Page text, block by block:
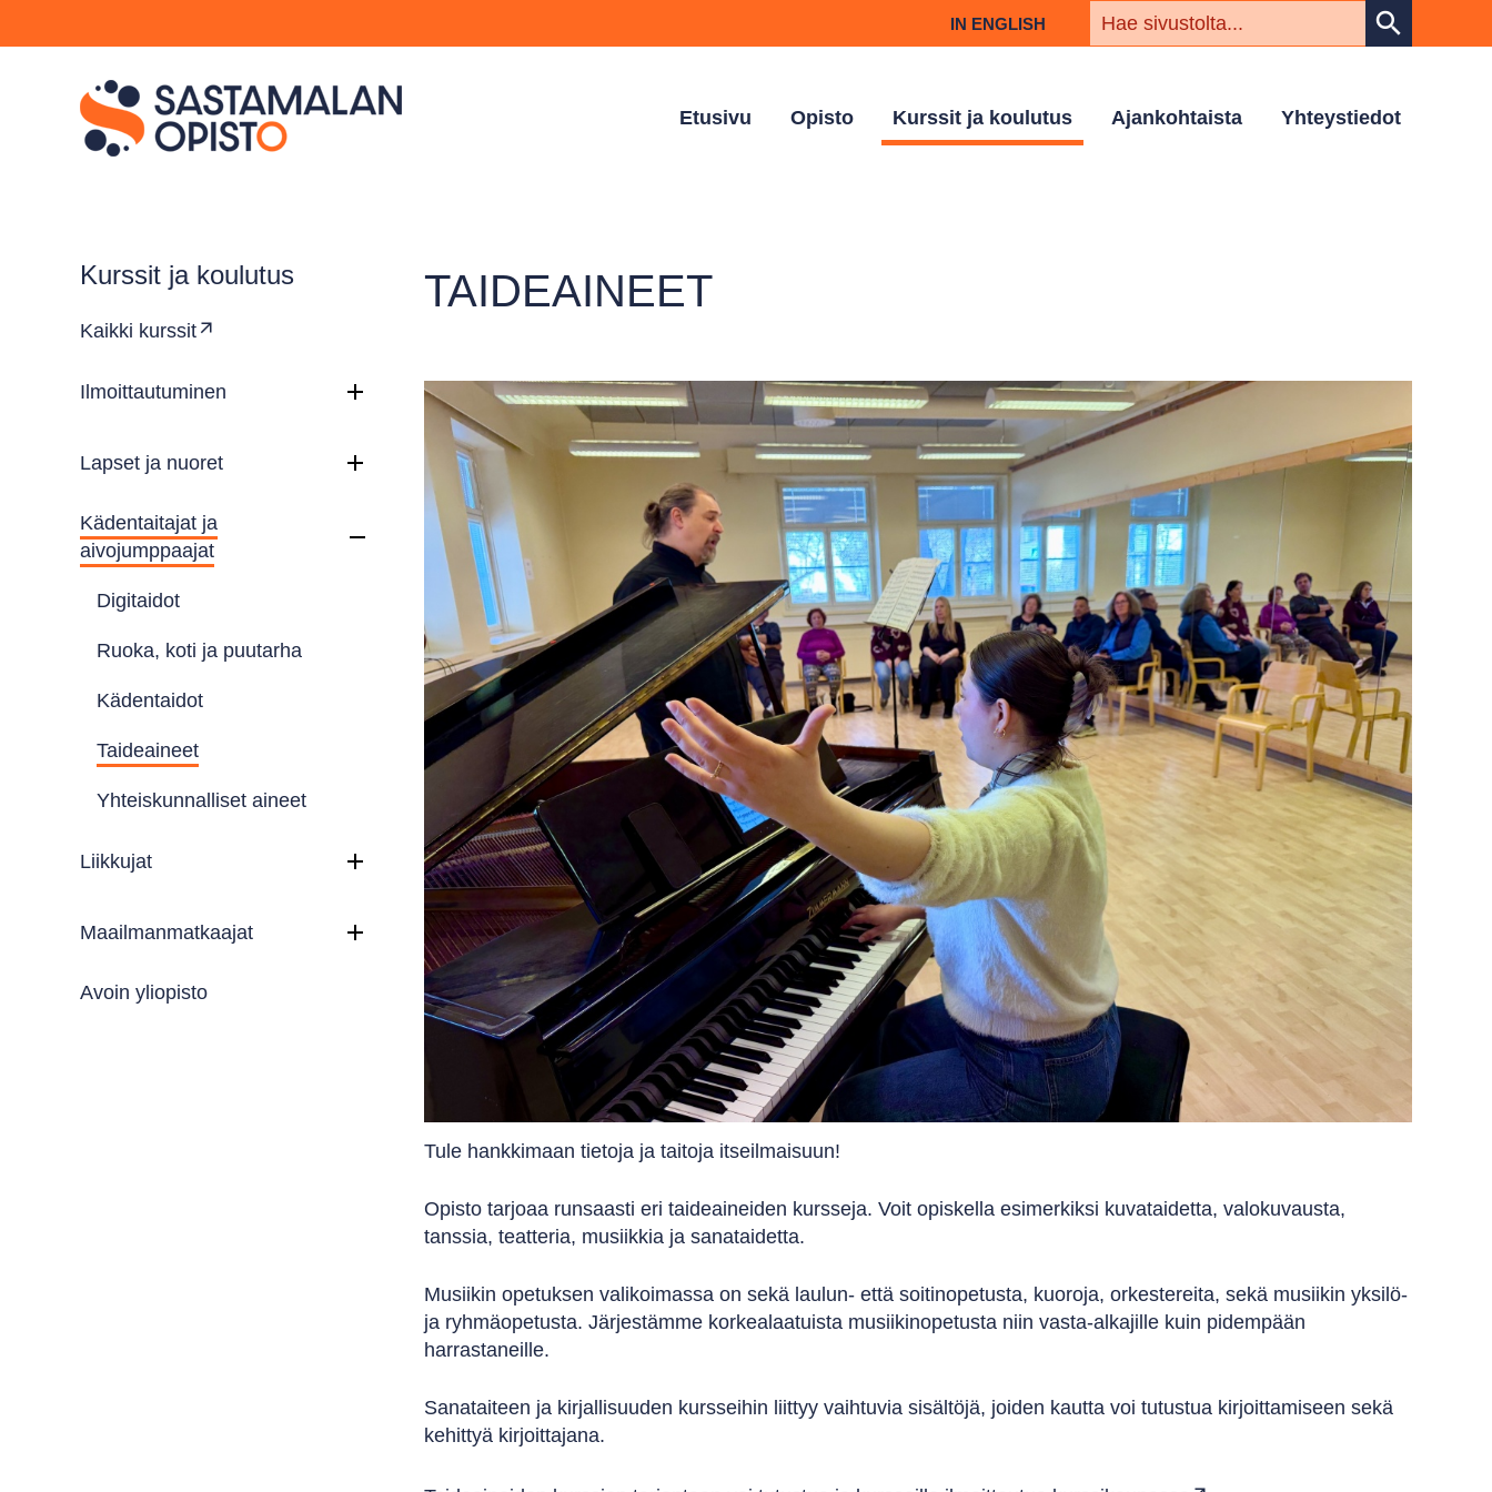
IN ENGLISH search
Etusivu Opisto Kurssit ja koulutus Ajankohtaista Yhteystiedot
Kurssit ja koulutus
Kaikki kurssit
Ilmoittautuminen
Lapset ja nuoret
Kädentaitajat ja
aivojumppaajat
Digitaidot
Ruoka, koti ja puutarha
Kädentaidot
Taideaineet
Yhteiskunnalliset aineet
Liikkujat
Maailmanmatkaajat
Avoin yliopisto
TAIDEAINEET
Tule hankkimaan tietoja ja taitoja itseilmaisuun!
Opisto tarjoaa runsaasti eri taideaineiden kursseja. Voit opiskella esimerkiksi kuvataidetta, valokuvausta,
tanssia, teatteria, musiikkia ja sanataidetta.
Musiikin opetuksen valikoimassa on sekä laulun- että soitinopetusta, kuoroja, orkestereita, sekä musiikin yksilö-
ja ryhmäopetusta. Järjestämme korkealaatuista musiikinopetusta niin vasta-alkajille kuin pidempään
harrastaneille.
Sanataiteen ja kirjallisuuden kursseihin liittyy vaihtuvia sisältöjä, joiden kautta voi tutustua kirjoittamiseen sekä
kehittyä kirjoittajana.